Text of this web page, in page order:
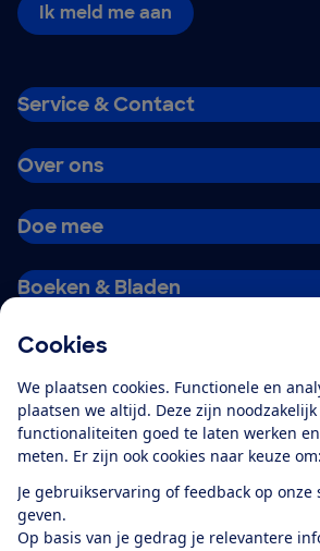
Cookies
We plaatsen cookies. Functionele en
plaatsen we altijd. Deze zijn
functionaliteiten goed te laten werken
meten. Er zijn ook cookies naar keuze om:
Je gebruikservaring of feedback op onze
geven.
Op basis van je gedrag je relevantere
Ik meld me aan
Service & Contact
Over ons
Doe mee
Boeken & Bladen
Alles over de
app